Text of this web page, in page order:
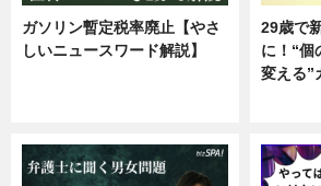
ガソリン暫定税率廃止【やさ
しいニュースワード解説】
29歳で
に！“個
変える